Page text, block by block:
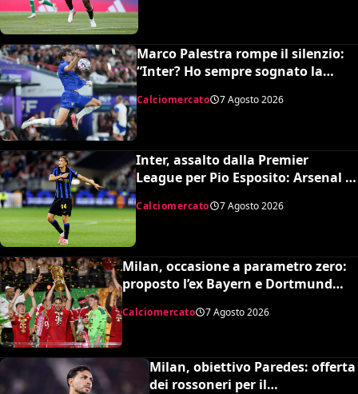
Marco Palestra rompe il silenzio:
“Inter? Ho sempre sognato la
Premier League e il Chelsea”
Calciomercato 7 Agosto 2026
Inter, assalto dalla Premier
League per Pio Esposito: Arsenal e
Calciomercato 7 Agosto 2026
Milan, occasione a parametro zero:
proposto l’ex Bayern e Dortmund
Raphaël Guerreiro per il nuovo
modulo
Calciomercato 7 Agosto 2026
Milan, obiettivo Paredes: offerta
dei rossoneri per il